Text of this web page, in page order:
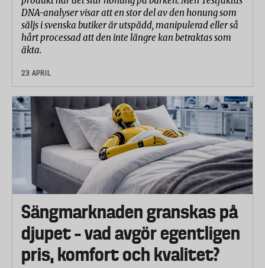
DNA-analyser visar att en stor del av den honung som
säljs i svenska butiker är utspädd, manipulerad eller så
hårt processad att den inte längre kan betraktas som
äkta.
23 APRIL
Sängmarknaden granskas på
djupet – vad avgör egentligen
pris, komfort och kvalitet?